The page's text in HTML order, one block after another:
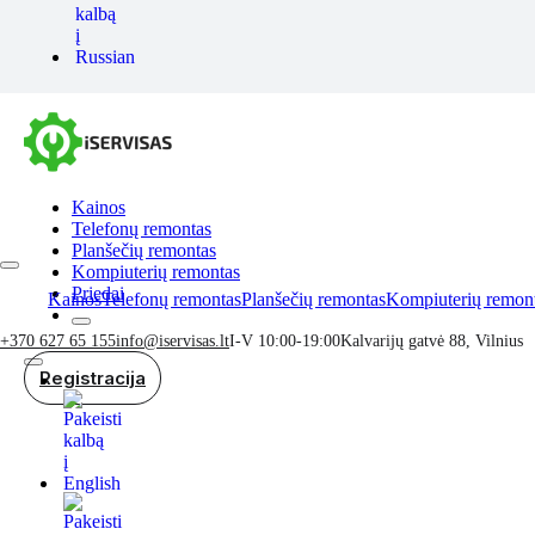
Kainos
Telefonų remontas
Planšečių remontas
Kompiuterių remontas
Priedai
Registracija
KainosTelefonų remontasPlanšečių remontasKompiuterių
+370 627 65 155info@iservisas.ltI-V 10:00-19:00Kalvarijų gatvė 88, Vilnius